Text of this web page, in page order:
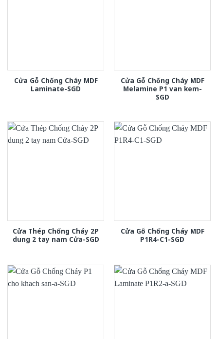
Cửa Gỗ Chống Cháy MDF
Laminate-SGD
Cửa Gỗ Chống Cháy MDF
Melamine P1 van kem-
SGD
Cửa Thép Chống Cháy 2P
dung 2 tay nam Cửa-SGD
Cửa Gỗ Chống Cháy MDF
P1R4-C1-SGD